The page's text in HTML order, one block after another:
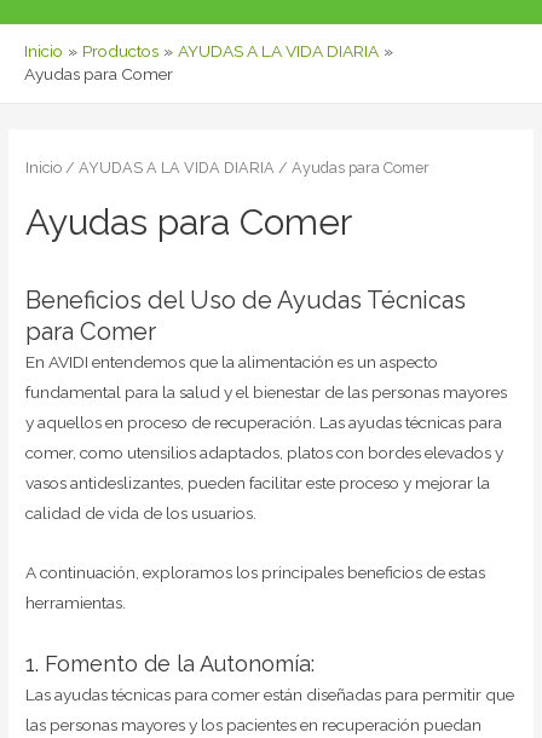
Inicio Productos
AYUDAS A LA VIDA DIARIA
Ayudas para Comer
Inicio /AYUDAS A LA VIDA DIARIA / Ayudas para Comer
Ayudas para Comer
Beneficios del Uso de Ayudas Técnicas
para Comer
En AVIDI entendemos que la alimentación es un aspecto
fundamental para la salud y el bienestar de las personas mayores
y aquellos en proceso de recuperación. Las ayudas técnicas para
comer, como utensilios adaptados, platos con bordes elevados y
vasos antideslizantes, pueden facilitar este proceso y mejorar la
calidad de vida de los usuarios.
A continuación, exploramos los principales beneficios de estas
herramientas.
1. Fomento de la Autonomía:
Las ayudas técnicas para comer están diseñadas para permitir que
las personas mayores y los pacientes en recuperación puedan